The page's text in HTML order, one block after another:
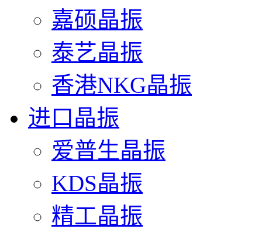
嘉硕晶振
泰艺晶振
香港NKG晶振
进口晶振
爱普生晶振
KDS晶振
精工晶振